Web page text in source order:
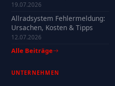
19.07.2026
Allradsystem Fehlermeldung:
Ursachen, Kosten & Tipps
12.07.2026
Alle Beiträge
UNTERNEHMEN